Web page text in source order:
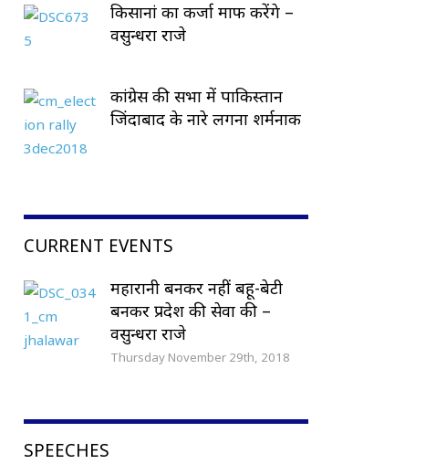
किसानां का कर्जा माफ करेंगे –
वसुन्धरा राजे
कांग्रेस की सभा में पाकिस्तान
जिंदाबाद के नारे लगना शर्मनाक
CURRENT EVENTS
महारानी बनकर नहीं बहू-बेटी
बनकर प्रदेश की सेवा की –
वसुन्धरा राजे
Thursday November 29th, 2018
SPEECHES